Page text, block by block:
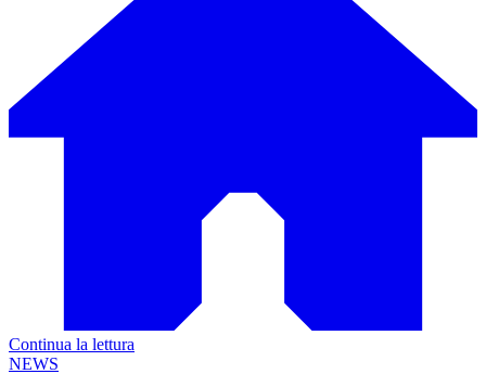
Continua la lettura
NEWS